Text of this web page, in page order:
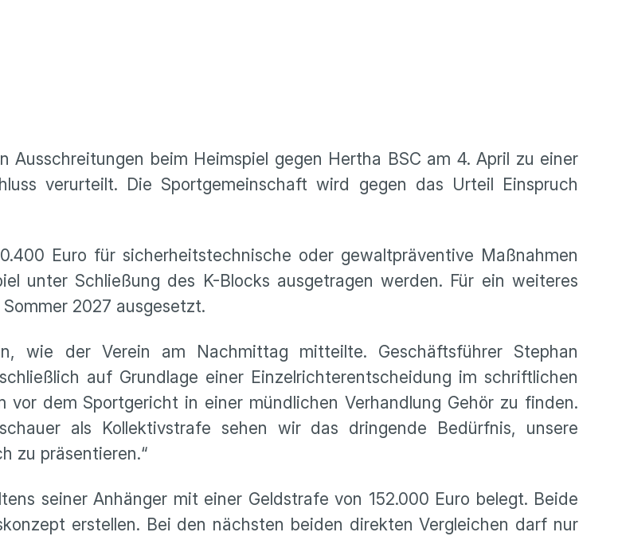
Ausschreitungen beim Heimspiel gegen Hertha BSC am 4. April zu einer
verurteilt. Die Sportgemeinschaft wird gegen das Urteil Einspruch
Euro für sicherheitstechnische oder gewaltpräventive Maßnahmen
unter Schließung des K-Blocks ausgetragen werden. Für ein weiteres
2027 ausgesetzt.
wie der Verein am Nachmittag mitteilte. Geschäftsführer Stephan
auf Grundlage einer Einzelrichterentscheidung im schriftlichen
dem Sportgericht in einer mündlichen Verhandlung Gehör zu finden.
als Kollektivstrafe sehen wir das dringende Bedürfnis, unsere
zu präsentieren.“
seiner Anhänger mit einer Geldstrafe von 152.000 Euro belegt. Beide
erstellen. Bei den nächsten beiden direkten Vergleichen darf nur